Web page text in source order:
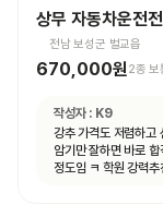
상무 자동차운전
전남 보성군 벌교읍
670,000원 2종 보
작성자 : K9
강추 가격도 저렴하고
암기만 잘하면 바로
정도임 ㅋ 학원 강력